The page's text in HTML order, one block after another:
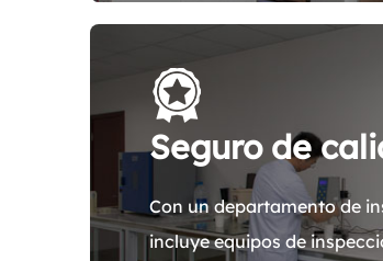
Seguro de
Con un departamento de
incluye equipos de